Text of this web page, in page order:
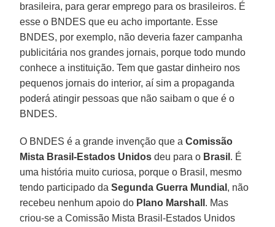
brasileira, para gerar emprego para os brasileiros. É
esse o BNDES que eu acho importante. Esse
BNDES, por exemplo, não deveria fazer campanha
publicitária nos grandes jornais, porque todo mundo
conhece a instituição. Tem que gastar dinheiro nos
pequenos jornais do interior, aí sim a propaganda
poderá atingir pessoas que não saibam o que é o
BNDES.
O BNDES é a grande invenção que aComissão
Mista Brasil-Estados Unidos deu para o Brasil . É
uma história muito curiosa, porque o Brasil, mesmo
tendo participado daSegunda Guerra Mundial , não
recebeu nenhum apoio do Plano Marshall . Mas
criou-se a Comissão Mista Brasil-Estados Unidos